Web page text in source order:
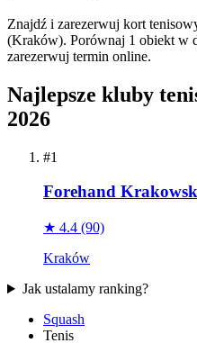
Znajdź i zarezerwuj kort
(Kraków). Porównaj 1 obiekt w
zarezerwuj termin online.
Najlepsze kluby
2026
#1
Forehand
★ 4.4 (90)
Kraków
Jak ustalamy ranking?
Squash
Tenis